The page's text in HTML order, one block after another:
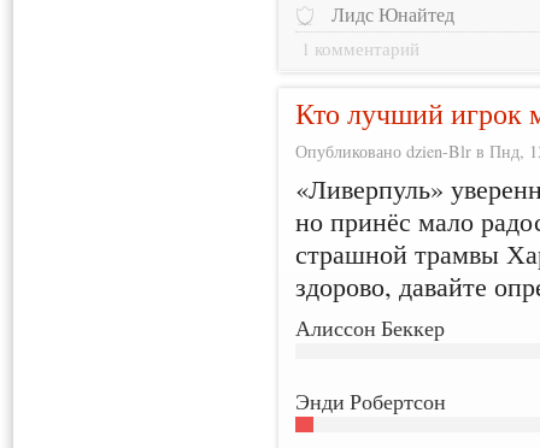
Лидс Юнайтед
1 комментарий
Кто лучший игрок
Опубликовано dzien-Blr в Пнд,
«Ливерпуль»
но принёс мало
страшной трамвы
здорово, давайте
Алиссон Беккер
Энди Робертсон